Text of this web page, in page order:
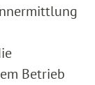
Betrieb